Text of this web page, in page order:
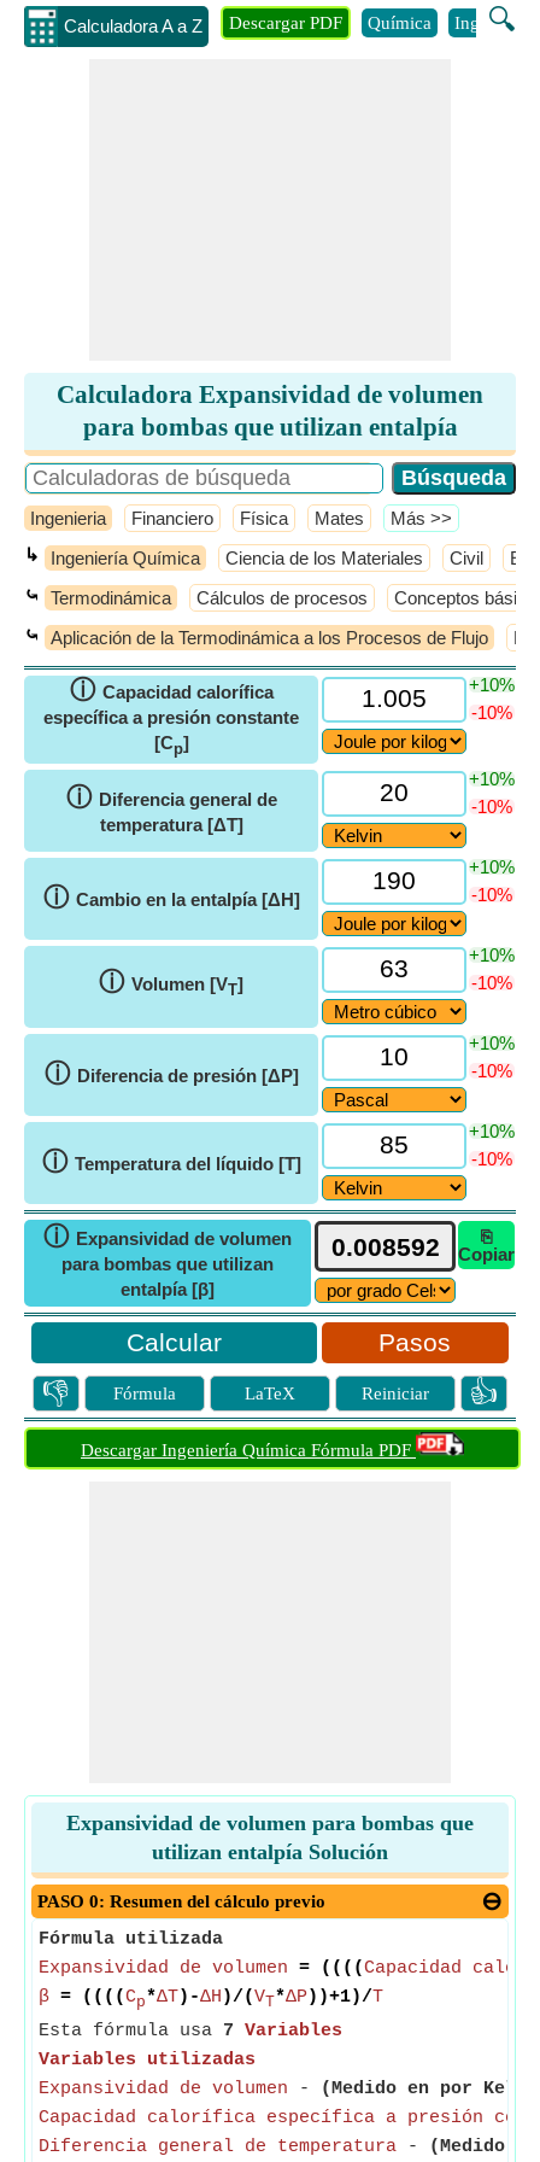
Calculadora A a Z 🔍
Descargar PDF Química Ingenieria
Calculadora Expansividad de volumen
para bombas que utilizan entalpía
Ingenieria Financiero Física Mates ​Más >>
↳ Ingeniería Química Ciencia de los Materiales Civil
⤿ Termodinámica Cálculos de procesos Conceptos
⤿ Aplicación de la Termodinámica a los Procesos de Flujo
ⓘ Capacidad calorífica
específica a presión constante
[Cp]
+10%
-10%
ⓘ Diferencia general de
temperatura [ΔT]
+10%
-10%
ⓘ Cambio en la entalpía [ΔH]
+10%
-10%
ⓘ Volumen [VT]
+10%
-10%
ⓘ Diferencia de presión [ΔP]
+10%
-10%
ⓘ Temperatura del líquido [T]
+10%
-10%
ⓘ Expansividad de volumen
para bombas que utilizan
entalpía [β]
⎘
Copiar
Pasos
👎 Fórmula LaTeX Reiniciar 👍
Descargar Ingeniería Química Fórmula PDF
Expansividad de volumen para bombas que
utilizan entalpía Solución
PASO 0: Resumen del cálculo previo
Fórmula utilizada
Expansividad de volumen = ((((Capacidad
β = ((((Cp*ΔT)-ΔH )/(V T *ΔP))+1)/T
Esta fórmula usa 7 Variables
Variables utilizadas
Expansividad de volumen -
(Medido en por
Capacidad calorífica específica a presión
Diferencia general de temperatura - (Medido